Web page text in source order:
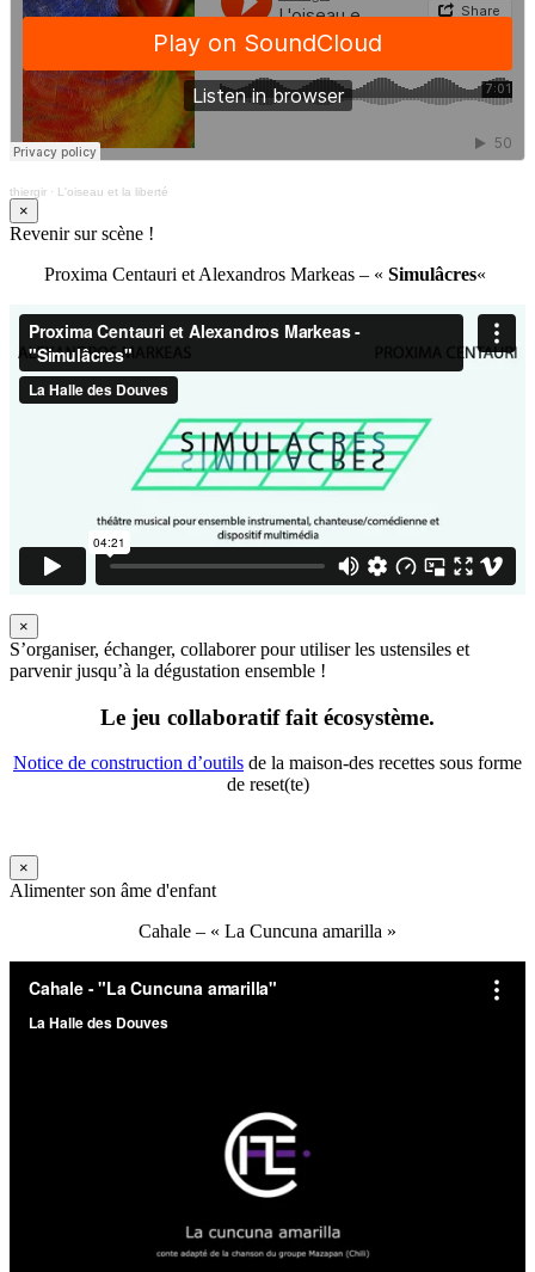
thiergir · L'oiseau et la liberté
×
Revenir sur scène !
Proxima Centauri et Alexandros Markeas – « Simulâcres«
×
S’organiser, échanger, collaborer pour utiliser les ustensiles et
parvenir jusqu’à la dégustation ensemble !
Le jeu collaboratif fait écosystème.
Notice de construction d’outils de la maison-des recettes sous forme
de reset(te)
×
Alimenter son âme d'enfant
Cahale – « La Cuncuna amarilla »